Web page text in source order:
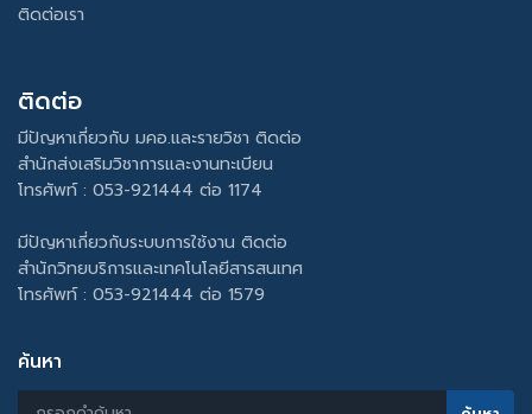
ติดต่อเรา
ติดต่อ
มีปัญหาเกี่ยวกับ มคอ.และรายวิชา ติดต่อ
สำนักส่งเสริมวิชาการและงานทะเบียน
โทรศัพท์ : 053-921444 ต่อ 1174
มีปัญหาเกี่ยวกับระบบการใช้งาน ติดต่อ
สำนักวิทยบริการและเทคโนโลยีสารสนเทศ
โทรศัพท์ : 053-921444 ต่อ 1579
ค้นหา